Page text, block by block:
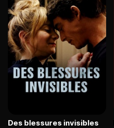
Des blessures invisibles